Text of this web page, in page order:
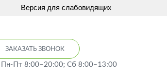
Версия для слабовидящих
ЗАКАЗАТЬ ЗВОНОК
Пн-Пт 8:00–20:00; Сб 8:00–13:00